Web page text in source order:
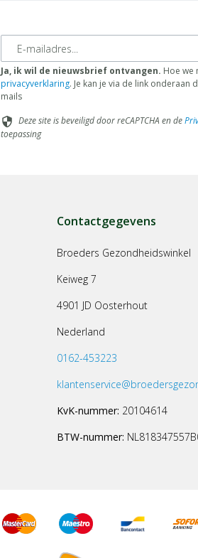
E-mailadres
Ja, ik wil de nieuwsbrief ontvangen. Hoe we
privacyverklaring. Je kan je via de link
mails
security Deze site is beveiligd door reCAPTCHA en de
toepassing
Contactgegevens
Broeders Gezondheidswinkel
Keiweg 7
4901 JD Oosterhout
Nederland
0162-453223
KvK-nummer: 20104614
BTW-nummer: